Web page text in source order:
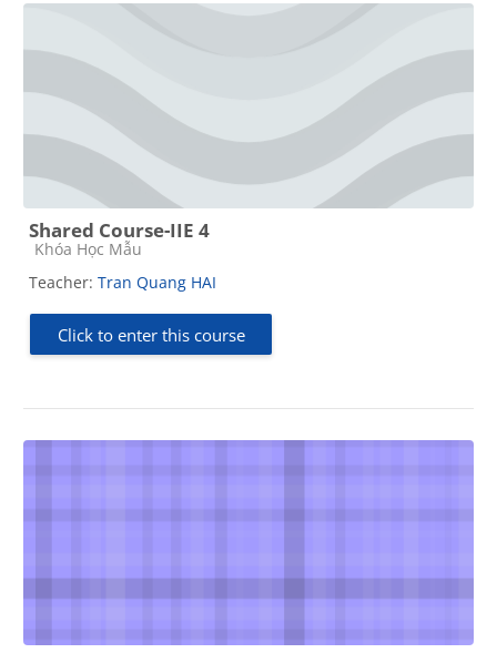
Shared Course-IIE 4
Course category
Khóa Học Mẫu
Teacher: Tran Quang HAI
Click to enter this course